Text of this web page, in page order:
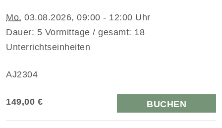
Mo. 03.08.2026, 09:00 - 12:00 Uhr
Dauer: 5 Vormittage / gesamt: 18
Unterrichtseinheiten
AJ2304
149,00 € BUCHEN